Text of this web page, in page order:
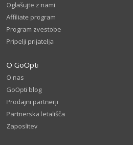
Oglašujte z nami
Affiliate program
Program zvestobe
Pripelji prijatelja
O GoOpti
O nas
GoOpti blog
Prodajni partnerji
Partnerska letališča
Zaposlitev